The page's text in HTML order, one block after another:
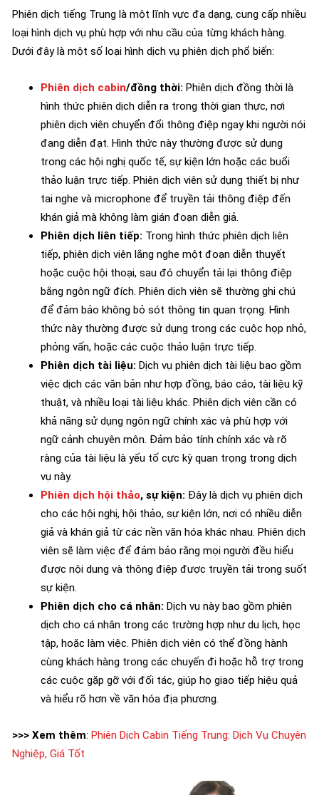
Phiên dịch tiếng Trung là một lĩnh vực đa dạng, cung cấp nhiều
loại hình dịch vụ phù hợp với nhu cầu của từng khách hàng.
Dưới đây là một số loại hình dịch vụ phiên dịch phổ biến:
Phiên dịch cabin/đồng thời: Phiên dịch đồng thời là
hình thức phiên dịch diễn ra trong thời gian thực, nơi
phiên dịch viên chuyển đổi thông điệp ngay khi người nói
đang diễn đạt. Hình thức này thường được sử dụng
trong các hội nghị quốc tế, sự kiện lớn hoặc các buổi
thảo luận trực tiếp. Phiên dịch viên sử dụng thiết bị như
tai nghe và microphone để truyền tải thông điệp đến
khán giả mà không làm gián đoạn diễn giả.
Phiên dịch liên tiếp: Trong hình thức phiên dịch liên
tiếp, phiên dịch viên lắng nghe một đoạn diễn thuyết
hoặc cuộc hội thoại, sau đó chuyển tải lại thông điệp
bằng ngôn ngữ đích. Phiên dịch viên sẽ thường ghi chú
để đảm bảo không bỏ sót thông tin quan trọng. Hình
thức này thường được sử dụng trong các cuộc họp nhỏ,
phỏng vấn, hoặc các cuộc thảo luận trực tiếp.
Phiên dịch tài liệu: Dịch vụ phiên dịch tài liệu bao gồm
việc dịch các văn bản như hợp đồng, báo cáo, tài liệu kỹ
thuật, và nhiều loại tài liệu khác. Phiên dịch viên cần có
khả năng sử dụng ngôn ngữ chính xác và phù hợp với
ngữ cảnh chuyên môn. Đảm bảo tính chính xác và rõ
ràng của tài liệu là yếu tố cực kỳ quan trọng trong dịch
vụ này.
Phiên dịch hội thảo, sự kiện: Đây là dịch vụ phiên dịch
cho các hội nghị, hội thảo, sự kiện lớn, nơi có nhiều diễn
giả và khán giả từ các nền văn hóa khác nhau. Phiên dịch
viên sẽ làm việc để đảm bảo rằng mọi người đều hiểu
được nội dung và thông điệp được truyền tải trong suốt
sự kiện.
Phiên dịch cho cá nhân: Dịch vụ này bao gồm phiên
dịch cho cá nhân trong các trường hợp như du lịch, học
tập, hoặc làm việc. Phiên dịch viên có thể đồng hành
cùng khách hàng trong các chuyến đi hoặc hỗ trợ trong
các cuộc gặp gỡ với đối tác, giúp họ giao tiếp hiệu quả
và hiểu rõ hơn về văn hóa địa phương.
>>> Xem thêm: Phiên Dịch Cabin Tiếng Trung: Dịch Vụ Chuyên
Nghiệp, Giá Tốt